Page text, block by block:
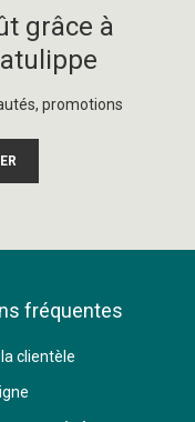
grâce à
promotions
fréquentes
clientèle